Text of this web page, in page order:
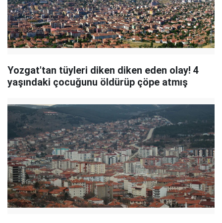
Yozgat'tan tüyleri diken diken eden olay! 4
yaşındaki çocuğunu öldürüp çöpe atmış